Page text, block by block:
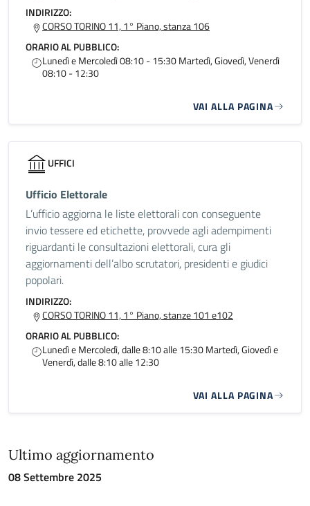
INDIRIZZO:
CORSO TORINO 11, 1° Piano, stanza 106
ORARIO AL PUBBLICO:
Lunedì e Mercoledì 08:10 - 15:30 Martedì, Giovedì, Venerdì
08:10 - 12:30
VAI ALLA PAGINA
UFFICI
Ufficio Elettorale
L’ufficio aggiorna le liste elettorali con conseguente
invio tessere ed etichette, provvede agli adempimenti
riguardanti le consultazioni elettorali, cura gli
aggiornamenti dell’albo scrutatori, presidenti e giudici
popolari.
INDIRIZZO:
CORSO TORINO 11, 1° Piano, stanze 101 e102
ORARIO AL PUBBLICO:
Lunedì e Mercoledì, dalle 8:10 alle 15:30 Martedì, Giovedì e
Venerdì, dalle 8:10 alle 12:30
VAI ALLA PAGINA
Ultimo aggiornamento
08 Settembre 2025